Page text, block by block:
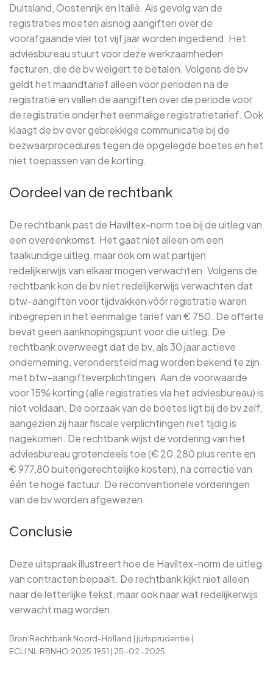
Duitsland, Oostenrijk en Italië. Als gevolg van de
registraties moeten alsnog aangiften over de
voorafgaande vier tot vijf jaar worden ingediend. Het
adviesbureau stuurt voor deze werkzaamheden
facturen, die de bv weigert te betalen. Volgens de bv
geldt het maandtarief alleen voor perioden na de
registratie en vallen de aangiften over de periode voor
de registratie onder het eenmalige registratietarief. Ook
klaagt de bv over gebrekkige communicatie bij de
bezwaarprocedures tegen de opgelegde boetes en het
niet toepassen van de korting.
Oordeel van de rechtbank
De rechtbank past de Haviltex-norm toe bij de uitleg van
een overeenkomst. Het gaat niet alleen om een
taalkundige uitleg, maar ook om wat partijen
redelijkerwijs van elkaar mogen verwachten. Volgens de
rechtbank kon de bv niet redelijkerwijs verwachten dat
btw-aangiften voor tijdvakken vóór registratie waren
inbegrepen in het eenmalige tarief van € 750. De offerte
bevat geen aanknopingspunt voor die uitleg. De
rechtbank overweegt dat de bv, als 30 jaar actieve
onderneming, verondersteld mag worden bekend te zijn
met btw-aangifteverplichtingen. Aan de voorwaarde
voor 15% korting (alle registraties via het adviesbureau) is
niet voldaan. De oorzaak van de boetes ligt bij de bv zelf,
aangezien zij haar fiscale verplichtingen niet tijdig is
nagekomen. De rechtbank wijst de vordering van het
adviesbureau grotendeels toe (€ 20.280 plus rente en
€ 977,80 buitengerechtelijke kosten), na correctie van
één te hoge factuur. De reconventionele vorderingen
van de bv worden afgewezen.
Conclusie
Deze uitspraak illustreert hoe de Haviltex-norm de uitleg
van contracten bepaalt. De rechtbank kijkt niet alleen
naar de letterlijke tekst, maar ook naar wat redelijkerwijs
verwacht mag worden.
Bron:Rechtbank Noord-Holland | jurisprudentie |
ECLI:NL:RBNHO:2025:1951 | 25-02-2025